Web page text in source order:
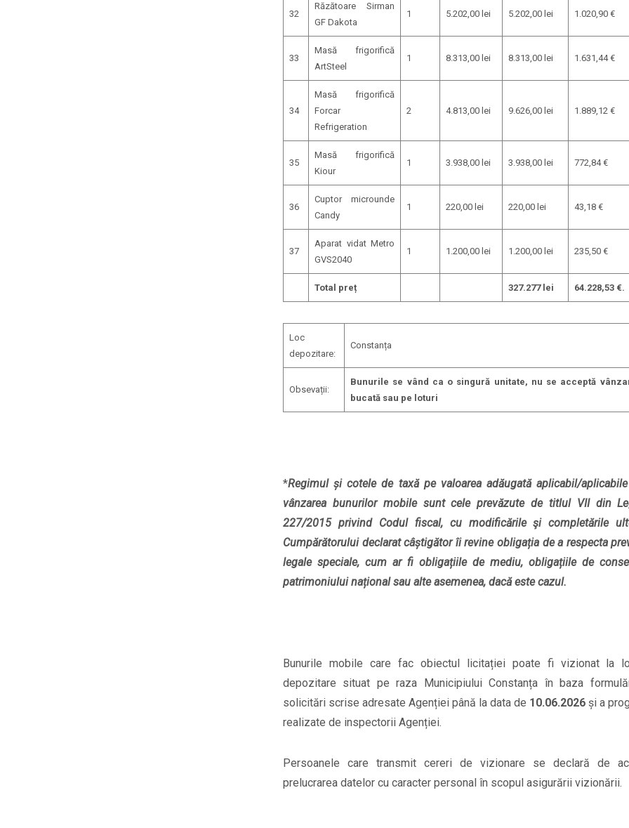
32
Răzătoare Sirman
GF Dakota
1 5.202,00 lei 5.202,00 lei 1.020,90 €
33
Masă frigorifică
ArtSteel
1 8.313,00 lei 8.313,00 lei 1.631,44 €
34
Masă frigorifică
Forcar
Refrigeration
2 4.813,00 lei 9.626,00 lei 1.889,12 €
35
Masă frigorifică
Kiour
1 3.938,00 lei 3.938,00 lei 772,84 €
36
Cuptor microunde
Candy
1 220,00 lei 220,00 lei 43,18 €
37
Aparat vidat Metro
GVS2040
1 1.200,00 lei 1.200,00 lei 235,50 €
Total preț 327.277 lei 64.228,53 €.
Loc
depozitare:
Constanța
Obsevații:
Bunurile se vând ca o singură unitate, nu se acceptă
bucată sau pe loturi
*Regimul și cotele de taxă pe valoarea adăugată aplicabil/
vânzarea bunurilor mobile sunt cele prevăzute de titlul VII din
227/2015 privind Codul fiscal, cu modificările şi completările
Cumpărătorului declarat câștigător îi revine obligația de a respecta
legale speciale, cum ar fi obligațiile de mediu, obligațiile de
patrimoniului național sau alte asemenea, dacă este cazul.
Bunurile mobile care fac obiectul licitației poate fi vizionat la
depozitare situat pe raza Municipiului Constanța în baza
solicitări scrise adresate Agenției până la data de 10.06.2026 și a
realizate de inspectorii Agenției.
Persoanele care transmit cereri de vizionare se declară de
prelucrarea datelor cu caracter personal în scopul asigurării vizionării.